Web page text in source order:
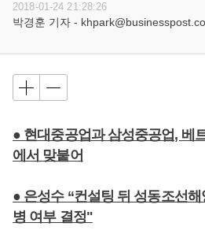
2018-01-24 21:28:26
박경훈 기자 -
● 현대중공업과 삼성중공업, 베
에서 맞붙어
● 은성수 “컨설팅 뒤 성동조선
병 여부 결정"